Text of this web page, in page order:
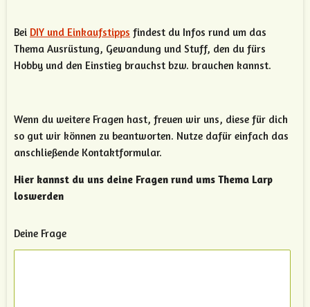
Bei DIY und Einkaufstipps findest du Infos rund um das
Thema Ausrüstung, Gewandung und Stuff, den du fürs
Hobby und den Einstieg brauchst bzw. brauchen kannst.
Wenn du weitere Fragen hast, freuen wir uns, diese für dich
so gut wir können zu beantworten. Nutze dafür einfach das
anschließende Kontaktformular.
Hier kannst du uns deine Fragen rund ums Thema Larp
loswerden
Deine Frage